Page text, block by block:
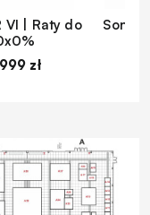
VI | Raty do
zł
Sony